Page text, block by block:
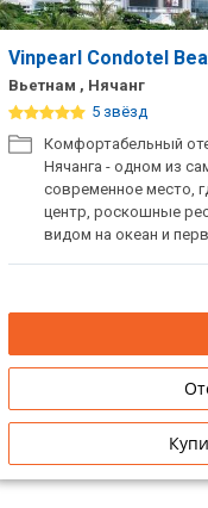
Vinpearl Condotel
Вьетнам , Нячанг
5 звёзд
Комфортабельный
Нячанга - одном из
современное место,
центр, роскошные
видом на океан и